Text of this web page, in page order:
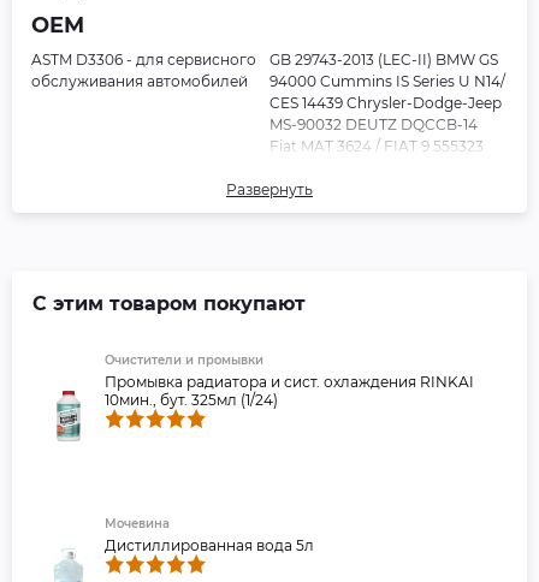
OEM
ASTM D3306 - для сервисного
обслуживания автомобилей
GB 29743-2013 (LEC-II) BMW GS
94000 Cummins IS Series U N14/
CES 14439 Chrysler-Dodge-Jeep
MS-90032 DEUTZ DQCCB-14
Fiat MAT 3624 / FIAT 9.555323
GMW 3420 Jaguar CMR 8229
John Deere JDM H5 Land-Rover
type D SUZUKI Santana Motors
CHEVROLET SAAB B040 1065
UK BS 6580 DOOSAN
014 GS 17009
Развернуть
С этим товаром покупают
Очистители и промывки
Промывка радиатора и сист. охлаждения RINKAI
10мин., бут. 325мл (1/24)
Мочевина
Дистиллированная вода 5л